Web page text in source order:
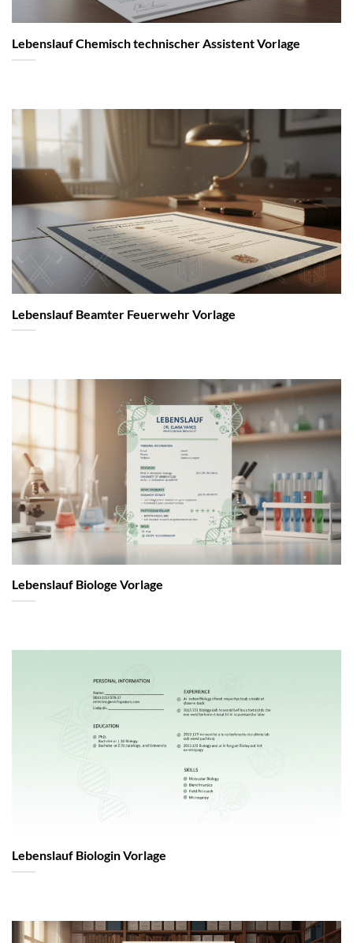
Lebenslauf Chemisch technischer Assistent Vorlage
Lebenslauf Beamter Feuerwehr Vorlage
Lebenslauf Biologe Vorlage
Lebenslauf Biologin Vorlage